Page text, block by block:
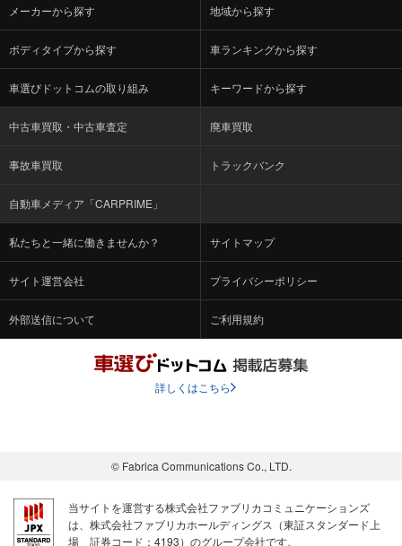
メーカーから探す 地域から探す
ボディタイプから探す 車ランキングから探す
車選びドットコムの取り組み キーワードから探す
中古車買取・中古車査定 廃車買取
事故車買取 トラックバンク
自動車メディア「CARPRIME」
私たちと一緒に働きませんか？ サイトマップ
サイト運営会社 プライバシーポリシー
外部送信について ご利用規約
詳しくはこちら
© Fabrica Communications Co., LTD.
当サイトを運営する株式会社ファブリカコミュニケーションズ
は、株式会社ファブリカホールディングス（東証スタンダード上
場 証券コード：4193）のグループ会社です。